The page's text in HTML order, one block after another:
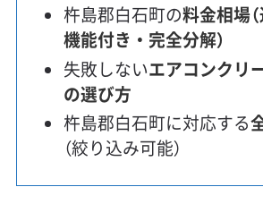
杵島郡白石町の料金相場
機能付き・完全分解）
失敗しないエアコンクリ
の選び方
杵島郡白石町に対応する
（絞り込み可能）